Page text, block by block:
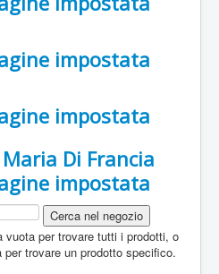
Di Francia
vuota per trovare tutti i prodotti, o
trovare un prodotto specifico.